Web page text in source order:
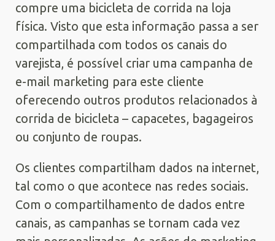
compre uma bicicleta de corrida na loja
física. Visto que esta informação passa a ser
compartilhada com todos os canais do
varejista, é possível criar uma campanha de
e-mail marketing para este cliente
oferecendo outros produtos relacionados à
corrida de bicicleta – capacetes, bagageiros
ou conjunto de roupas.
Os clientes compartilham dados na internet,
tal como o que acontece nas redes sociais.
Com o compartilhamento de dados entre
canais, as campanhas se tornam cada vez